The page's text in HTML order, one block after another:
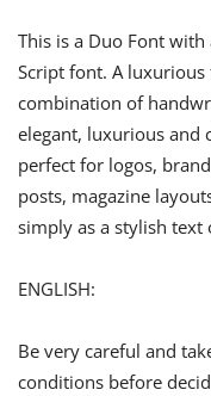
This is a Duo Font
Script font. A
combination of
elegant, luxurious and
perfect for logos,
posts, magazine
simply as a stylish text
ENGLISH:
Be very careful and
conditions before